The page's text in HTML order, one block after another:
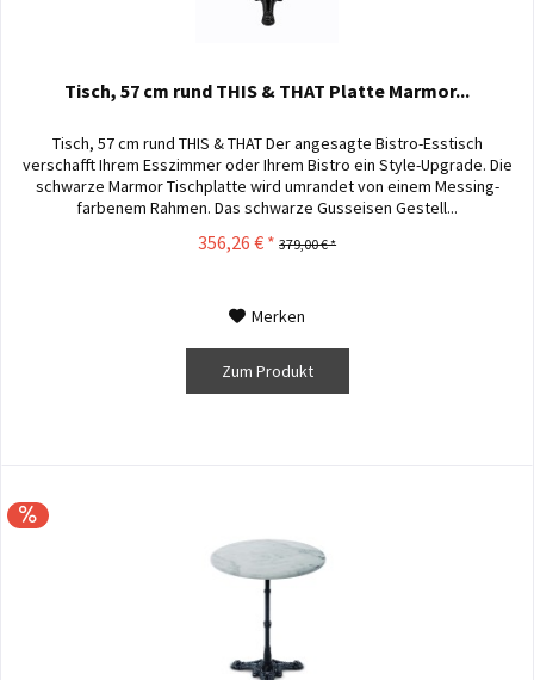
Tisch, 57 cm rund THIS & THAT Platte Marmor...
Tisch, 57 cm rund THIS & THAT Der angesagte Bistro-Esstisch
verschafft Ihrem Esszimmer oder Ihrem Bistro ein Style-Upgrade. Die
schwarze Marmor Tischplatte wird umrandet von einem Messing-
farbenem Rahmen. Das schwarze Gusseisen Gestell...
356,26 € * 379,00 € *
Merken
Zum Produkt